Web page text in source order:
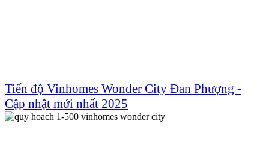
Tiến độ Vinhomes Wonder City Đan Phượng -
Cập nhật mới nhất 2025